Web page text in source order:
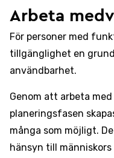
Arbeta
För personer med
tillgänglighet en
användbarhet.
Genom att arbeta
planeringsfasen
många som möjligt.
hänsyn till